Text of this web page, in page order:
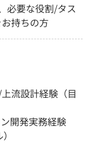
必要な役割/タス
持ちの方
流設計経験（目
開発実務経験